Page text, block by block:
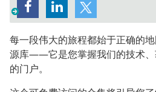
每一段伟大的旅程都始于正确的
源库——它是您掌握我们的技术、
的门户。